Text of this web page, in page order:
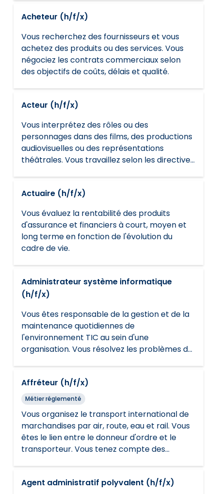
Acheteur (h/f/x)
Vous recherchez des fournisseurs et vous
achetez des produits ou des services. Vous
négociez les contrats commerciaux selon
des objectifs de coûts, délais et qualité.
Acteur (h/f/x)
Vous interprétez des rôles ou des
personnages dans des films, des productions
audiovisuelles ou des représentations
théâtrales. Vous travaillez selon les directives
ou de la programmation.
Actuaire (h/f/x)
Vous évaluez la rentabilité des produits
d'assurance et financiers à court, moyen et
long terme en fonction de l'évolution du
cadre de vie.
Administrateur système informatique
(h/f/x)
Vous êtes responsable de la gestion et de la
maintenance quotidiennes de
l'environnement TIC au sein d'une
organisation. Vous résolvez les problèmes de
règlements.
Affréteur (h/f/x)
Métier réglementé
Vous organisez le transport international de
marchandises par air, route, eau et rail. Vous
êtes le lien entre le donneur d'ordre et le
transporteur. Vous tenez compte des
Agent administratif polyvalent (h/f/x)